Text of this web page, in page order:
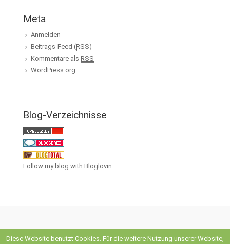
Meta
Anmelden
Beitrags-Feed (RSS)
Kommentare als RSS
WordPress.org
Blog-Verzeichnisse
Follow my blog with Bloglovin
Diese Website benutzt Cookies. Für die weitere Nutzung unserer Website,